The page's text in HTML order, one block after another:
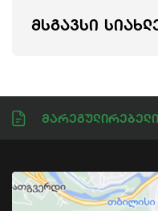
ᲛᲡᲒᲐᲕᲡᲘ